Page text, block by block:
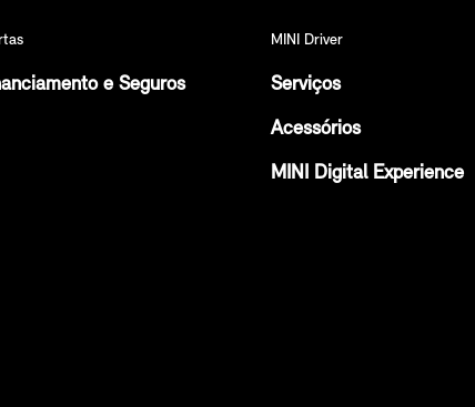
e Seguros
MINI Driver
Serviços
Acessórios
MINI Digital Experience